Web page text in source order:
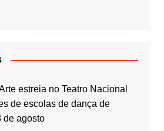
estreia no Teatro Nacional
de escolas de dança de
de agosto